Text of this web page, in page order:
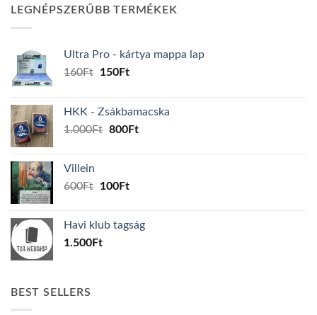
LEGNÉPSZERŰBB TERMÉKEK
Ultra Pro - kártya mappa lap
160Ft
Original
160Ft.
150FtCurrent
150Ft.
HKK - Zsákbamacska
1.000Ft Original
800FtCurrent
Villein
600Ft
Original
600Ft.
100FtCurrent
100Ft.
Havi klub tagság
1.500Ft
BEST SELLERS